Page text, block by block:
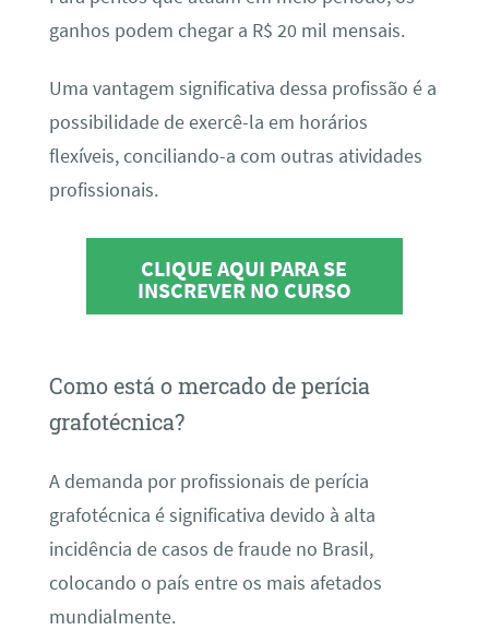
ganhos podem chegar a R$ 20 mil mensais.
Uma vantagem significativa dessa profissão é a
possibilidade de exercê-la em horários
flexíveis, conciliando-a com outras atividades
profissionais.
CLIQUE AQUI PARA SE
INSCREVER NO CURSO
Como está o mercado de perícia
grafotécnica?
A demanda por profissionais de perícia
grafotécnica é significativa devido à alta
incidência de casos de fraude no Brasil,
colocando o país entre os mais afetados
mundialmente.